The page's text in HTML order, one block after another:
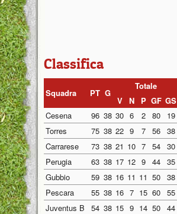
Classifica
Squadra PT G
Totale
V
N P GF GS
Cesena
96 38 30 6 2 80 19
Torres
75 38 22 9 7 56 38
Carrarese
73 38 21 10 7 54 30
Perugia
63 38 17 12 9 44 35
Gubbio
59 38 16 11 11 50 38
Pescara
55 38 16 7 15 60 55
Juventus B
54 38 15 9 14 50 44